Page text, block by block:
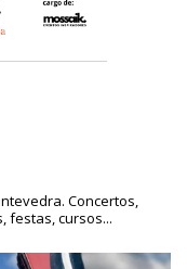
Concertos,
festas, cursos...